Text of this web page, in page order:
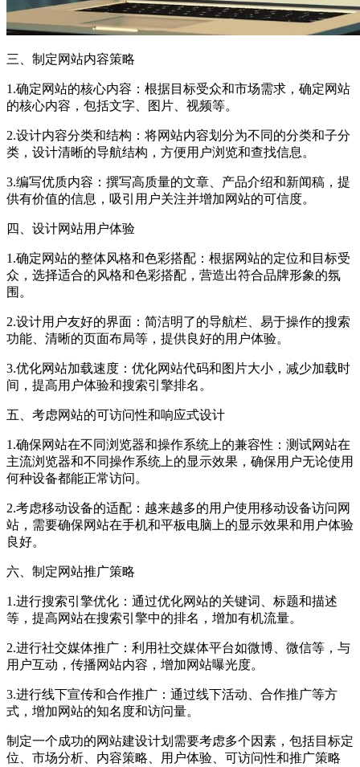
三、制定网站内容策略
1.确定网站的核心内容：根据目标受众和市场需求，确定网站
的核心内容，包括文字、图片、视频等。
2.设计内容分类和结构：将网站内容划分为不同的分类和子分
类，设计清晰的导航结构，方便用户浏览和查找信息。
3.编写优质内容：撰写高质量的文章、产品介绍和新闻稿，提
供有价值的信息，吸引用户关注并增加网站的可信度。
四、设计网站用户体验
1.确定网站的整体风格和色彩搭配：根据网站的定位和目标受
众，选择适合的风格和色彩搭配，营造出符合品牌形象的氛
围。
2.设计用户友好的界面：简洁明了的导航栏、易于操作的搜索
功能、清晰的页面布局等，提供良好的用户体验。
3.优化网站加载速度：优化网站代码和图片大小，减少加载时
间，提高用户体验和搜索引擎排名。
五、考虑网站的可访问性和响应式设计
1.确保网站在不同浏览器和操作系统上的兼容性：测试网站在
主流浏览器和不同操作系统上的显示效果，确保用户无论使用
何种设备都能正常访问。
2.考虑移动设备的适配：越来越多的用户使用移动设备访问网
站，需要确保网站在手机和平板电脑上的显示效果和用户体验
良好。
六、制定网站推广策略
1.进行搜索引擎优化：通过优化网站的关键词、标题和描述
等，提高网站在搜索引擎中的排名，增加有机流量。
2.进行社交媒体推广：利用社交媒体平台如微博、微信等，与
用户互动，传播网站内容，增加网站曝光度。
3.进行线下宣传和合作推广：通过线下活动、合作推广等方
式，增加网站的知名度和访问量。
制定一个成功的网站建设计划需要考虑多个因素，包括目标定
位、市场分析、内容策略、用户体验、可访问性和推广策略